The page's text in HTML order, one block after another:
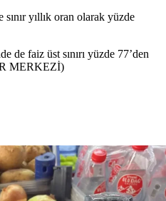
yıllık oran olarak yüzde
de faiz üst sınırı yüzde 77’den
MERKEZİ)